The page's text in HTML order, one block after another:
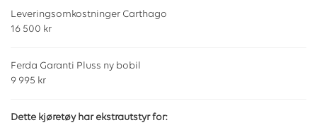
Leveringsomkostninger Carthago
16 500 kr
Ferda Garanti Pluss ny bobil
9 995 kr
Dette kjøretøy har ekstrautstyr for: